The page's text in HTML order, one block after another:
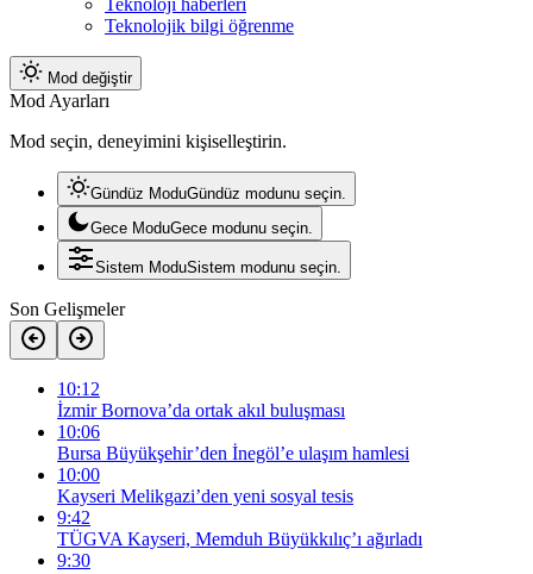
Teknoloji haberleri
Teknolojik bilgi öğrenme
Mod değiştir
Mod Ayarları
Mod seçin, deneyimini kişiselleştirin.
Gündüz ModuGündüz modunu seçin.
Gece ModuGece modunu seçin.
Sistem ModuSistem modunu seçin.
Son Gelişmeler
10:12
İzmir Bornova’da ortak akıl buluşması
10:06
Bursa Büyükşehir’den İnegöl’e ulaşım hamlesi
10:00
Kayseri Melikgazi’den yeni sosyal tesis
9:42
TÜGVA Kayseri, Memduh Büyükkılıç’ı ağırladı
9:30